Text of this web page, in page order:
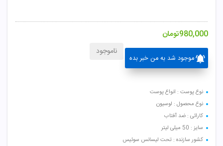
980,000تومان
موجود شد به من خبر بده
ناموجود
نوع پوست : انواع پوست
نوع محصول : لوسیون
کارائی : ضد آفتاب
سایز : 50 میلی لیتر
کشور سازنده : تحت لیسانس سوئیس